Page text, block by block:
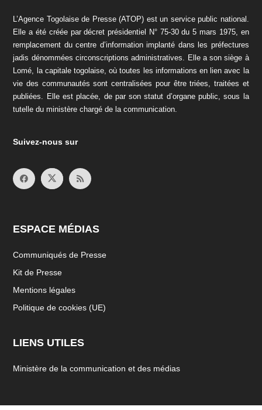
L’Agence Togolaise de Presse (ATOP) est un service public national.
Elle a été créée par décret présidentiel N° 75-30 du 5 mars 1975, en
remplacement du centre d’information implanté dans les préfectures
jadis dénommées circonscriptions administratives. Elle a son siège à
Lomé, la capitale togolaise, où toutes les informations en lien avec la
vie des communautés sont centralisées pour être triées, traitées et
publiées. Elle est placée, de par son statut d’organe public, sous la
tutelle du ministère chargé de la communication.
Suivez-nous sur
ESPACE MÉDIAS
Communiqués de Presse
Kit de Presse
Mentions légales
Politique de cookies (UE)
LIENS UTILES
Ministère de la communication et des médias